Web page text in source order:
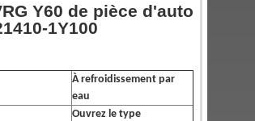
Y60 de pièce d'auto
1Y100
À refroidissement par
eau
Ouvrez le type